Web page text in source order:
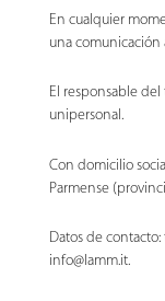
En cualquier
una comunicación
El responsable del
unipersonal.
Con domicilio
Parmense
Datos de
info@lamm.it.